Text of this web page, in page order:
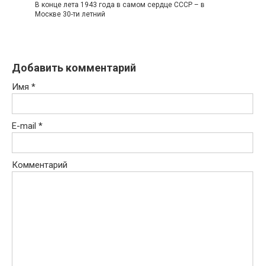
В конце лета 1943 года в самом сердце СССР – в
Москве 30-ти летний
Добавить комментарий
Имя *
E-mail *
Комментарий